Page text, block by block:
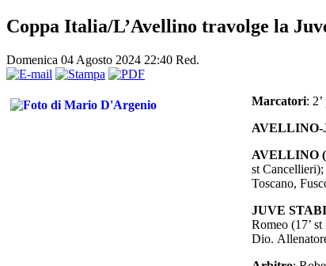
Coppa Italia/L’Avellino travolge la
Domenica 04 Agosto 2024 22:40 Red.
Marcatori:
AVELLINO-
AVELLINO
st
Toscano,
JUVE
Romeo (17’
Dio.